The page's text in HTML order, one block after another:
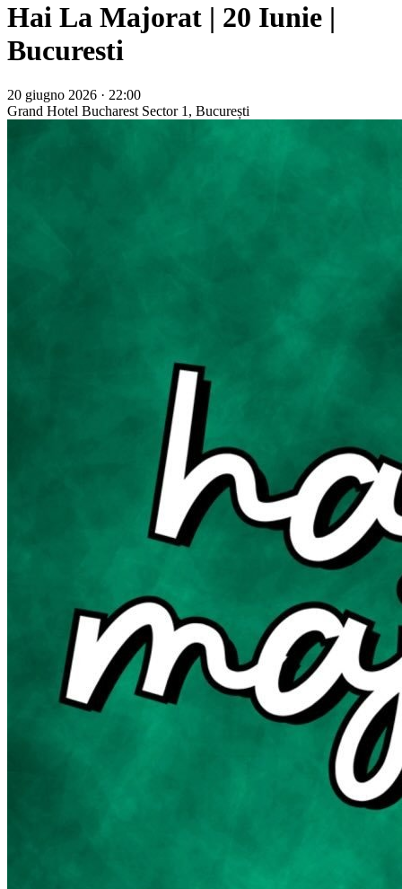
Hai La Majorat | 20 Iunie |
Bucuresti
20 giugno 2026 · 22:00
Grand Hotel Bucharest Sector 1, București